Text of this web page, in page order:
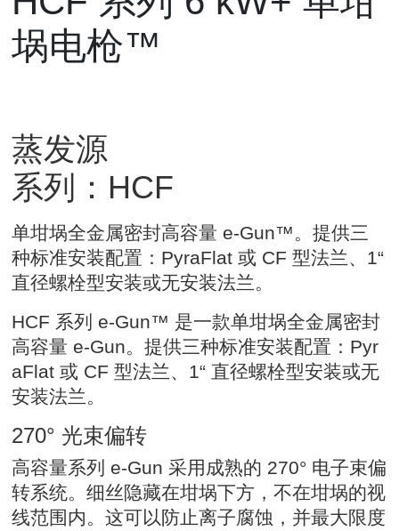
埚电枪™
蒸发源
系列：HCF
单坩埚全金属密封高容量 e-Gun™。提供三
种标准安装配置：PyraFlat 或 CF 型法兰、1“
直径螺栓型安装或无安装法兰。
HCF 系列 e-Gun™ 是一款单坩埚全金属密封
高容量 e-Gun。提供三种标准安装配置：Pyr
aFlat 或 CF 型法兰、1“ 直径螺栓型安装或无
安装法兰。
270° 光束偏转
高容量系列 e-Gun 采用成熟的 270° 电子束偏
转系统。细丝隐藏在坩埚下方，不在坩埚的视
线范围内。这可以防止离子腐蚀，并最大限度